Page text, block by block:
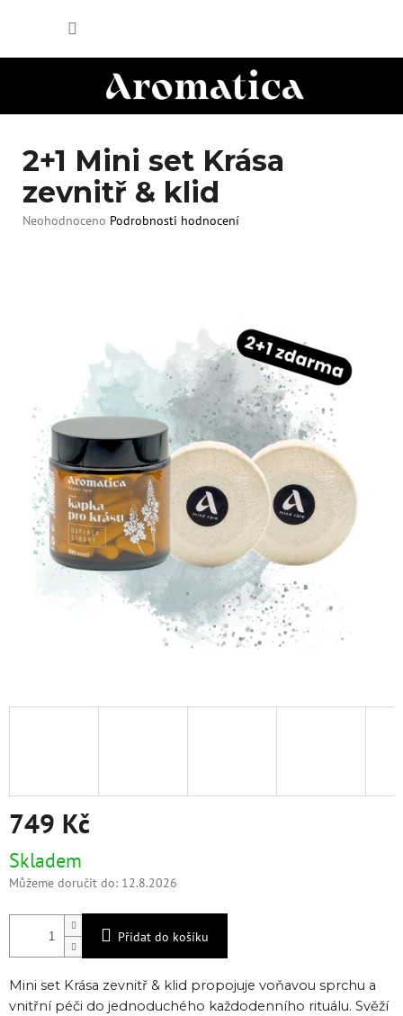
2+1 Mini set Krása
zevnitř & klid
Průměrné
Neohodnoceno Podrobnosti hodnocení
749 Kč
Měrná
cena:
Skladem
Můžeme doručit do: 12.8.2026
Přidat do košíku
Mini set Krása zevnitř & klid propojuje voňavou sprchu a
vnitřní péči do jednoduchého každodenního rituálu. Svěží